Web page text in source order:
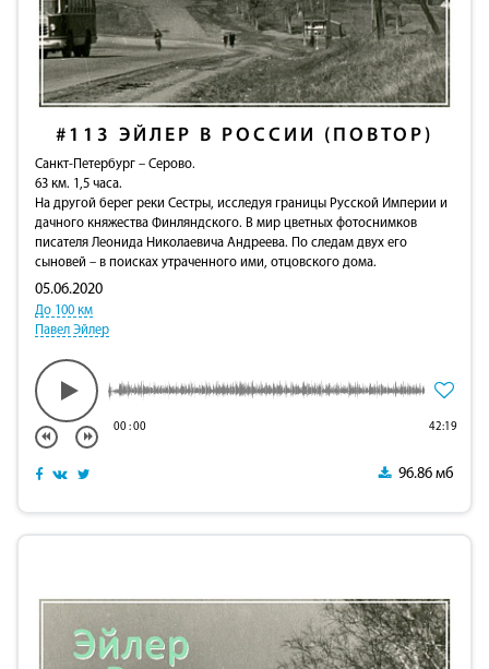
#113 ЭЙЛЕР В РОССИИ (ПОВТОР)
Санкт-Петербург – Серово.
63 км. 1,5 часа.
На другой берег реки Сестры, исследуя границы Русской Империи и
дачного княжества Финляндского. В мир цветных фотоснимков
писателя Леонида Николаевича Андреева. По следам двух его
сыновей – в поисках утраченного ими, отцовского дома.
05.06.2020
До 100 км
Павел Эйлер
00:00 42:19
96.86 мб